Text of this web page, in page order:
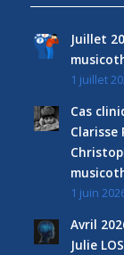
Juillet
1 juillet
Cas
Clarisse
1 juin
Avril
Julie